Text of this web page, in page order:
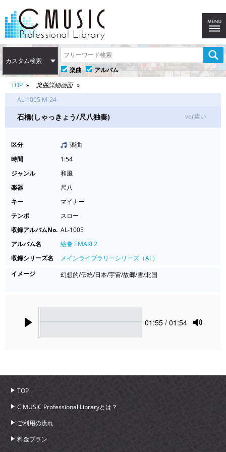
カスタム検索
楽曲
アルバム
TOP
楽曲詳細画面
AL-1005 M-24
石橋(しゃっきょう/尺八独奏) ver違い
区分
楽曲
時間
1:54
ジャンル
和風
楽器
尺八
キー
マイナー
テンポ
スロー
収録アルバムNo. AL-1005
アルバム名
絵巻 EMAKI 2
収録シリーズ名
メインライブラリーシリーズ（AL）
イメージ
幻想的/伝統/日本/宇宙/故郷/雪/北国
Current
01:55 / 01:54
TOP
C MUSIC Professional Libraryとは？
ご利用の流れ
料金プラン